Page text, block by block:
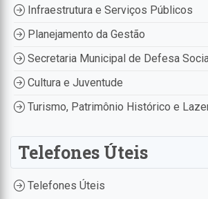
Infraestrutura e Serviços Públicos
Planejamento da Gestão
Secretaria Municipal de Defesa
Cultura e Juventude
Turismo, Patrimônio Histórico e
Telefones Úteis
Telefones Úteis